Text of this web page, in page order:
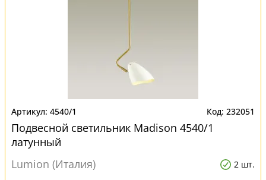
4540/1 232051
Подвесной светильник Madison 4540/1
латунный
Lumion (Италия)
2 шт.